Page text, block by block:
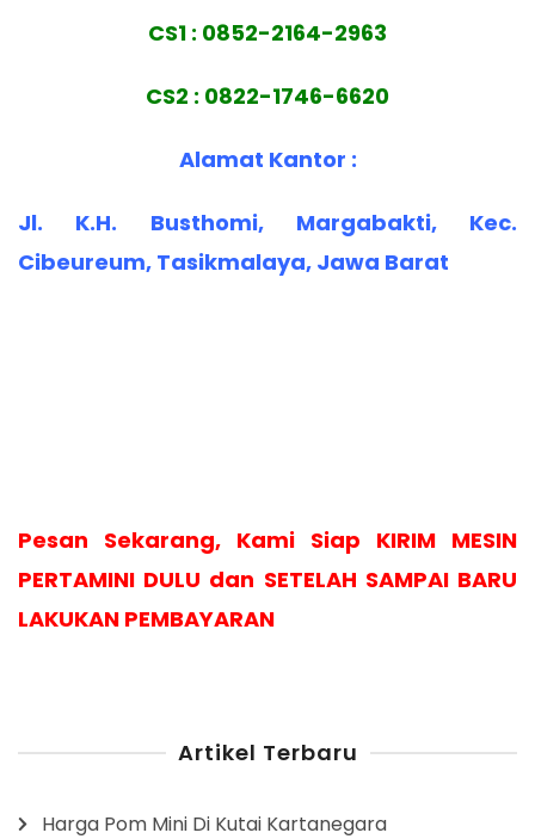
CS1 : 0852-2164-2963
CS2 : 0822-1746-6620
Alamat Kantor :
Jl. K.H. Busthomi, Margabakti, Kec.
Cibeureum, Tasikmalaya, Jawa Barat
Pesan Sekarang, Kami Siap KIRIM MESIN
PERTAMINI DULU dan SETELAH SAMPAI BARU
LAKUKAN PEMBAYARAN
Artikel Terbaru
Harga Pom Mini Di Kutai Kartanegara